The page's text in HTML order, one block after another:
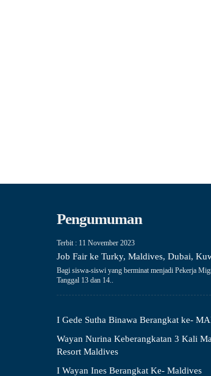
Pengumuman
Terbit : 11 November 2023
Job Fair ke Turky, Maldives, Dubai,
Bagi siswa-siswi yang berminat menjadi Pekerja
Tanggal 13 dan 14..
I Gede Sutha Binawa Berangkat ke-
Wayan Nurina Keberangkatan 3 Kali
Resort Maldives
I Wayan Ines Berangkat Ke- Maldives